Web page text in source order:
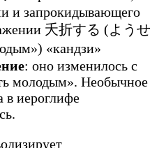
и запрокидывающего
夭折する (ようせ
«кандзи»
: оно изменилось с
молодым». Необычное
в иероглифе